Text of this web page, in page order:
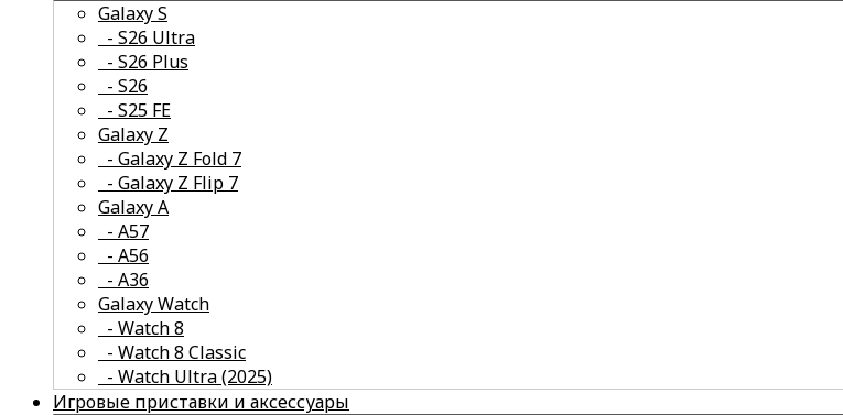
Galaxy S
- S26 Ultra
- S26 Plus
- S26
- S25 FE
Galaxy Z
- Galaxy Z Fold 7
- Galaxy Z Flip 7
Galaxy A
- A57
- А56
- А36
Galaxy Watch
- Watch 8
- Watch 8 Classic
- Watch Ultra (2025)
Игровые приставки и аксессуары